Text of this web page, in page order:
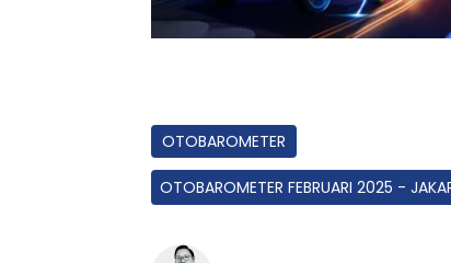
OTOBAROMETER
OTOBAROMETER FEBRUARI 2025 -